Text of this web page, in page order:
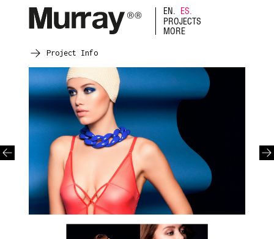
PROJECTS
MORE
EN. ES.
Project Info